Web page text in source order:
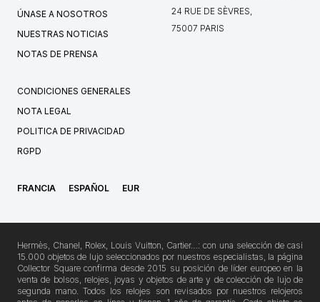
ÚNASE A NOSOTROS
NUESTRAS NOTICIAS
NOTAS DE PRENSA
24 RUE DE SÈVRES,
75007 PARIS
CONDICIONES GENERALES
NOTA LEGAL
POLITICA DE PRIVACIDAD
RGPD
FRANCIA ESPAÑOL EUR
Hermès, Chanel, Rolex, Louis Vuitton, Cartier…: con una selección de casi
15.000 objetos de lujo seleccionados por nuestros especialistas, la página
Collector Square confirma desde 2015 su posición de líder europeo en la
venta de bolsos, relojes, joyas y objetos de arte y de colección de lujo de
segunda mano. Todos los relojes son revisados por nuestros relojeros